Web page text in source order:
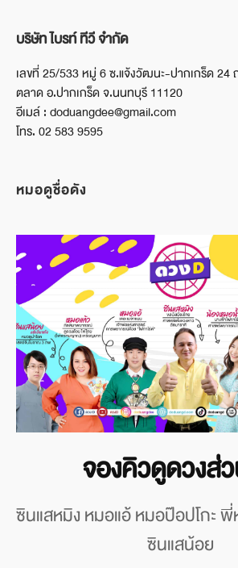
บริษัท ไบรท์ ทีวี จำกัด
เลขที่ 25/533 หมู่ 6 ซ.แจ้งวัฒนะ-ปากเกร็ด 24
ตลาด อ.ปากเกร็ด จ.นนทบุรี 11120
อีเมล์ : doduangdee@gmail.com
โทร. 02 583 9595
หมอดูชื่อดัง
จองคิวดูดวงส่
ซินแสหมิง หมอแอ้ หมอป๊อปโกะ
ซินแสน้อย